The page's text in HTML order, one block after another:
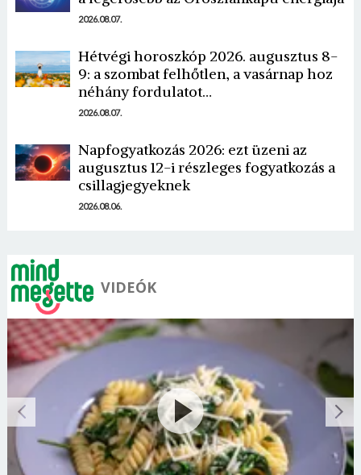
2026.08.07.
Hétvégi horoszkóp 2026. augusztus 8-
9: a szombat felhőtlen, a vasárnap hoz
néhány fordulatot…
2026.08.07.
Napfogyatkozás 2026: ezt üzeni az
augusztus 12-i részleges fogyatkozás a
csillagjegyeknek
2026.08.06.
VIDEÓK
Borsonline bejelentkezés
E-mail cím vagy felhasználónév
Jelszó